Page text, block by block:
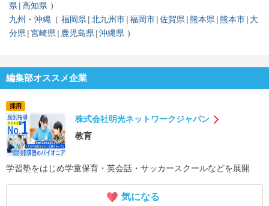
県 高知県
九州・沖縄
福岡県 北九州市 福岡市 佐賀県 熊本県 熊本市 大
分県 宮崎県 鹿児島県 沖縄県
編集部オススメ企業
採用
株式会社明光ネットワークジャパン
教育
学習塾をはじめ学童保育・英会話・サッカースクールなどを展開
気になる